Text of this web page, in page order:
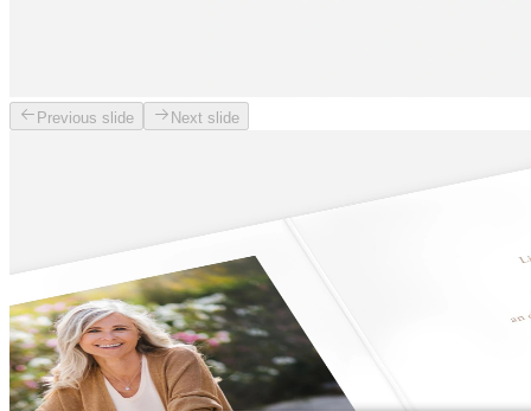
Previous slide Next slide